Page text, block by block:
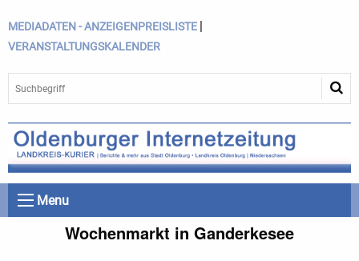
MEDIADATEN - ANZEIGENPREISLISTE |
VERANSTALTUNGSKALENDER
Menu
Wochenmarkt in Ganderkesee